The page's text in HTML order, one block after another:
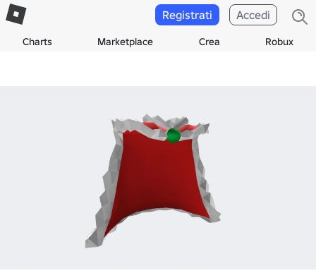
Charts Marketplace Crea Robux
Registrati Accedi